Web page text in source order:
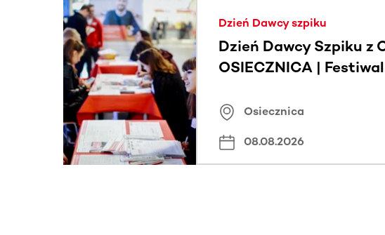
Ta sekcja zawiera treści przewijane w poziomie. Użyj
Dzień Dawcy szpiku
Dzień Dawcy Szpiku z
OSIECZNICA |
Osiecznica
08.08.2026